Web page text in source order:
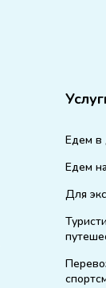
Едем в
Едем
Для